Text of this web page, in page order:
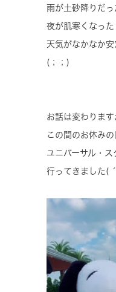
雨が土砂降りだ
夜が肌寒くなった
天気がなかなか
(；；)
お話は変わります
この間のお休みの
ユニバーサル・
行ってきました(